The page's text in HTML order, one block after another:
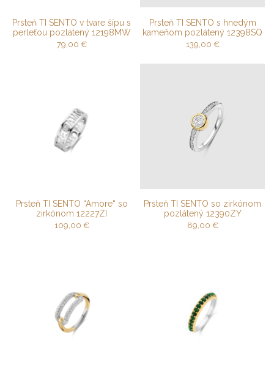
Prsteň TI SENTO v tvare šípu s
perleťou pozlátený 12198MW
79,00 €
Prsteň TI SENTO s hnedým
kameňom pozlátený 12398SQ
139,00 €
Prsteň TI SENTO “Amore“ so
zirkónom 12227ZI
109,00 €
Prsteň TI SENTO so zirkónom
pozlátený 12390ZY
89,00 €